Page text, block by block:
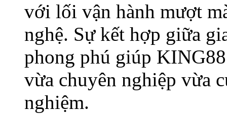
với lối vận hành mượt
nghệ. Sự kết hợp giữa
phong phú giúp
vừa chuyên nghiệp vừa
nghiệm.